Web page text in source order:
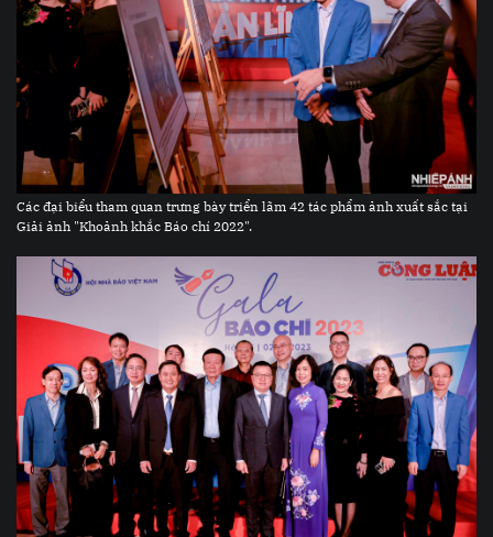
Các đại biểu tham quan trưng bày triển lãm 42 tác phẩm ảnh xuất sắc tại
Giải ảnh "Khoảnh khắc Báo chí 2022".